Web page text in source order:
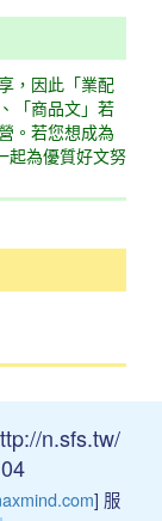
，因此「業配
「商品文」若
。若您想成為
起為優質好文努
n.sfs.tw/
] 服